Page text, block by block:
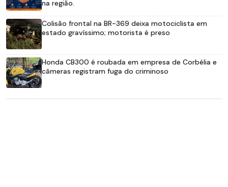
na região.
Colisão frontal na BR-369 deixa motociclista em
estado gravíssimo; motorista é preso
Honda CB300 é roubada em empresa de Corbélia e
câmeras registram fuga do criminoso